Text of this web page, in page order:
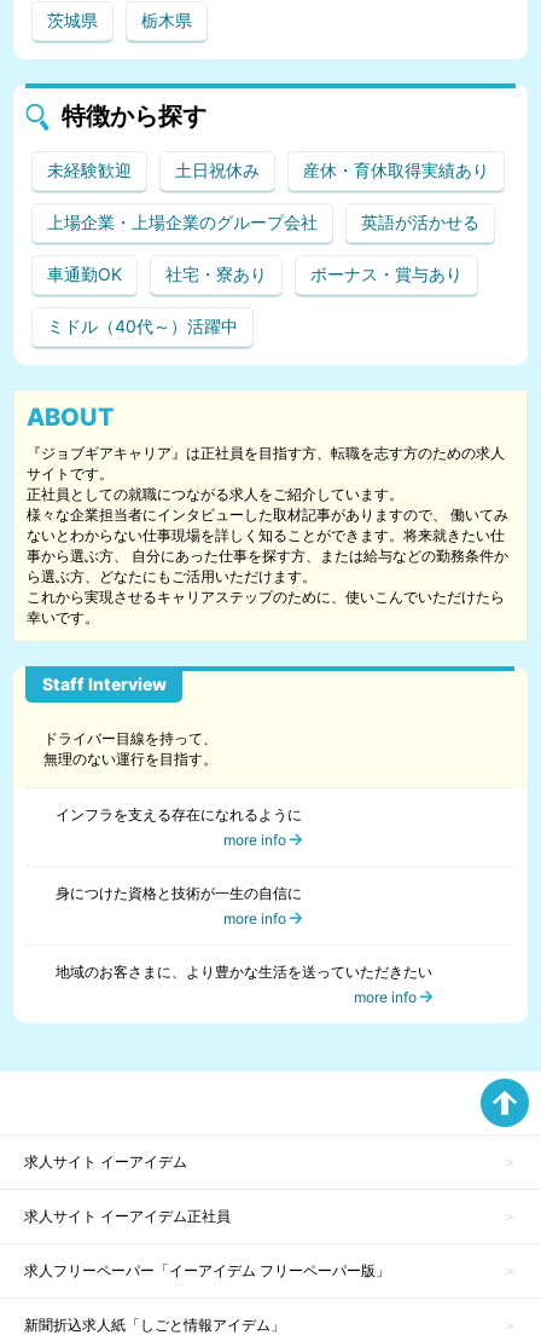
茨城県 栃木県
特徴から探す
未経験歓迎 土日祝休み 産休・育休取得実績あり
上場企業・上場企業のグループ会社 英語が活かせる
車通勤OK 社宅・寮あり ボーナス・賞与あり
ミドル（40代～）活躍中
ABOUT
『ジョブギアキャリア』は正社員を目指す方、転職を志す方のための求人
サイトです。
正社員としての就職につながる求人をご紹介しています。
様々な企業担当者にインタビューした取材記事がありますので、 働いてみ
ないとわからない仕事現場を詳しく知ることができます。将来就きたい仕
事から選ぶ方、 自分にあった仕事を探す方、または給与などの勤務条件か
ら選ぶ方、どなたにもご活用いただけます。
これから実現させるキャリアステップのために、使いこんでいただけたら
幸いです。
ドライバー目線を持って、
無理のない運行を目指す。
インフラを支える存在になれるように
more info
身につけた資格と技術が一生の自信に
more info
地域のお客さまに、より豊かな生活を送っていただきたい
more info
求人サイト イーアイデム
求人サイト イーアイデム正社員
求人フリーペーパー「イーアイデム フリーペーパー版」
新聞折込求人紙「しごと情報アイデム」